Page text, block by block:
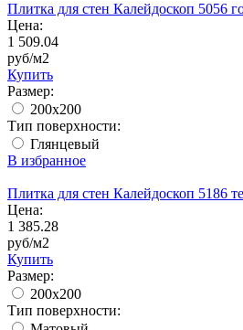
Плитка для стен Калейдоскоп 5056
Цена:
1 509.04
руб/м2
Купить
Размер:
200x200
Тип поверхности:
Глянцевый
В избранное
Плитка для стен Калейдоскоп 5186
Цена:
1 385.28
руб/м2
Купить
Размер:
200x200
Тип поверхности: